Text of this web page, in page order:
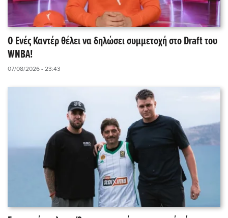
Ο Ενές Καντέρ θέλει να δηλώσει συμμετοχή στο Draft του
WNBA!
07/08/2026 - 23:43